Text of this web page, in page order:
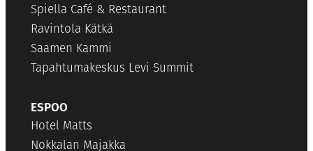
Spiella Café & Restaurant
Ravintola Kätkä
Saamen Kammi
Tapahtumakeskus Levi Summit
ESPOO
Hotel Matts
Nokkalan Majakka